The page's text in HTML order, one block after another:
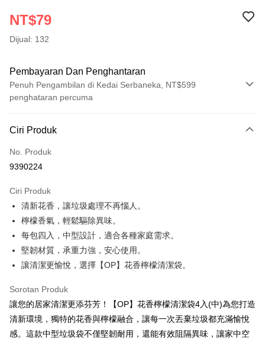
NT$79
Dijual: 132
Pembayaran Dan Penghantaran
Penuh Pengambilan di Kedai Serbaneka, NT$599
penghataran percuma
Kad Kredit (Bayaran Penuh)
Pengambilan di Kedai Serbaneka
Apple Pay
JKOPAY
Easy Wallet
Google Pay
AFTEE
Deskripsi
Pertama, Mengenai Perkhidmatan AFTEE Beli Sekarang Bayar Kemudian
pengesahan AFTEE akan muncul.
Pemindahan ATM
Ciri Produk
No. Produk
9390224
Ciri Produk
清新花香，讓垃圾處理不再惱人。
檸檬香氣，輕鬆驅除異味。
每包四入，中型設計，適合各種家庭需求。
堅韌材質，承重力強，安心使用。
讓清潔更愉悅，選擇【OP】花香檸檬清潔袋。
Sorotan Produk
讓您的居家清潔更添芬芳！【OP】花香檸檬清潔袋4入(中)為您打造
清新環境，獨特的花香與檸檬融合，讓每一次丟棄垃圾都充滿愉悅
感。這款中型垃圾袋不僅堅韌耐用，還能有效阻隔異味，讓家中空